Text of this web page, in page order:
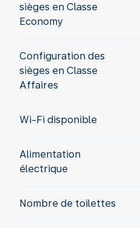
sièges en Classe
Economy
Configuration des
sièges en Classe
Affaires
Wi-Fi disponible
Alimentation
électrique
Nombre de toilettes